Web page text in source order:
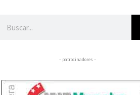
– patrocinadores –